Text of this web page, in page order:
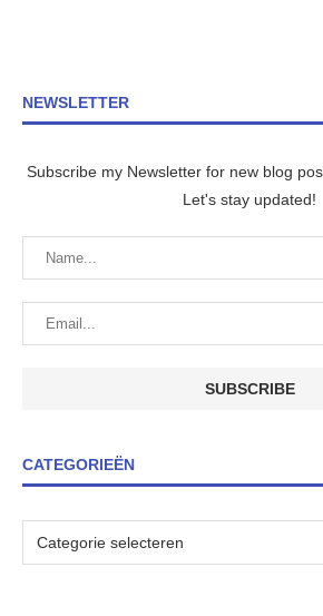
NEWSLETTER
Subscribe my Newsletter for new blog
Let's stay updated!
CATEGORIEËN